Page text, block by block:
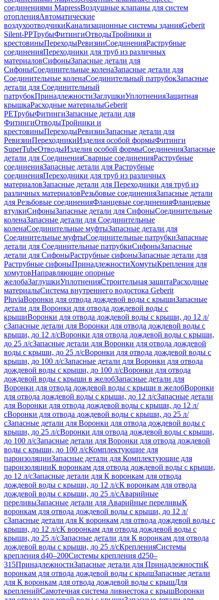
соединениями MapressВоздушные клапаны для систем
отопленияАвтоматические
воздухоотводчикиКанализационные системы зданияGeberit
Silent-PPТрубыФитингиОтводыТройники и
крестовиныПереходыРевизииСоединенияРаструбные
соединенияПереходники для труб из различных
материаловСифоныЗапасные детали для
СифоныСоединительные коленаЗапасные детали для
Соединительные коленаСоединительный патрубокЗапасные
детали для Соединительный
патрубокПринадлежностиЗаглушкиУплотненияЗащитная
крышкаРасходные материалыGeberit
PEТрубыФитингиЗапасные детали для
ФитингиОтводыТройники и
крестовиныПереходыРевизииЗапасные детали для
РевизииПереходникиИзделия особой формыФитинги
SuperTubeОтводыИзделия особой формыСоединенияЗапасные
детали для СоединенияСварные соединенияРаструбные
соединенияЗапасные детали для Раструбные
соединенияПереходники для труб из различных
материаловЗапасные детали для Переходники для труб из
различных материаловРезьбовые соединенияЗапасные детали
для Резьбовые соединенияФланцевые соединенияФланцевые
втулкиСифоныЗапасные детали для СифоныСоединительные
коленаЗапасные детали для Соединительные
коленаСоединительные муфтыЗапасные детали для
Соединительные муфтыСоединительные патрубкиЗапасные
детали для Соединительные патрубкиСифоныЗапасные
детали для СифоныРаструбные сифоныЗапасные детали для
Раструбные сифоныПринадлежностиХомутыКрепления для
хомутовНаправляющие опорные
желобаЗаглушкиУплотненияСтроительная защитаРасходные
материалыСистема внутреннего водостока Geberit
PluviaВоронки для отвода дождевой воды с крышиЗапасные
детали для Воронки для отвода дождевой воды с
крышиВоронки для отвода дождевой воды с крыши, до 12 л/
сЗапасные детали для Воронки для отвода дождевой воды с
крыши, до 12 л/сВоронки для отвода дождевой воды с крыши,
до 25 л/сЗапасные детали для Воронки для отвода дождевой
воды с крыши, до 25 л/сВоронки для отвода дождевой воды с
крыши, до 100 л/сЗапасные детали для Воронки для отвода
дождевой воды с крыши, до 100 л/сВоронки для отвода
дождевой воды с крыши в желобЗапасные детали для
Воронки для отвода дождевой воды с крыши в желобВоронки
для отвода дождевой воды с крыши, до 12 л/сЗапасные детали
для Воронки для отвода дождевой воды с крыши, до 12 л/
сВоронки для отвода дождевой воды с крыши, до 25 л/
сЗапасные детали для Воронки для отвода дождевой воды с
крыши, до 25 л/сВоронки для отвода дождевой воды с крыши,
до 100 л/сЗапасные детали для Воронки для отвода дождевой
воды с крыши, до 100 л/сКомплектующие для
пароизоляцииЗапасные детали для Комплектующие для
пароизоляцииК воронкам для отвода дождевой воды с крыши,
до 12 л/сЗапасные детали для К воронкам для отвода
дождевой воды с крыши, до 12 л/сК воронкам для отвода
дождевой воды с крыши, до 25 л/сАварийные
переливыЗапасные детали для Аварийные переливыК
воронкам для отвода дождевой воды с крыши, до 12 л/
сЗапасные детали для К воронкам для отвода дождевой воды с
крыши, до 12 л/сК воронкам для отвода дождевой воды с
крыши, до 25 л/сЗапасные детали для К воронкам для отвода
дождевой воды с крыши, до 25 л/сКрепленияСистемы
крепления d40–200Системы крепления d250–
315ПринадлежностиЗапасные детали для ПринадлежностиК
воронкам для отвода дождевой воды с крышЗапасные детали
для К воронкам для отвода дождевой воды с крышДля
крепленийСамотечная система ливнестока с крышВоронки